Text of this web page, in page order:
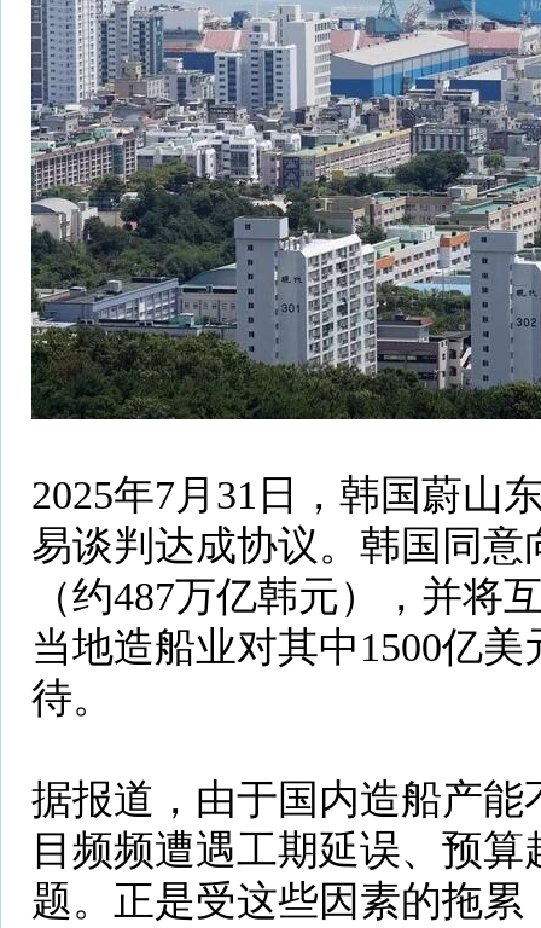
2025年7月31日，韩国蔚山
易谈判达成协议。韩国同意
（约487万亿韩元），并将
当地造船业对其中1500亿
待。
据报道，由于国内造船产
目频频遭遇工期延误、预
题。正是受这些因素的拖